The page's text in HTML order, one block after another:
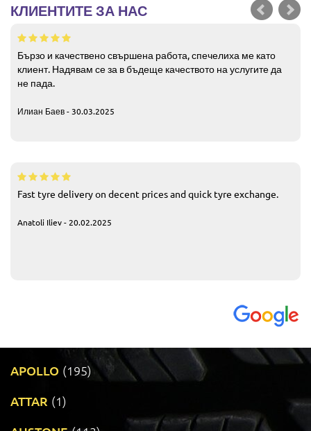
КЛИЕНТИТЕ ЗА НАС
Бързо и качествено свършена работа, спечелиха ме като
клиент. Надявам се за в бъдеще качеството на услугите да
не пада.
Илиан Баев - 30.03.2025
Fast tyre delivery on decent prices and quick tyre exchange.
Anatoli Iliev - 20.02.2025
APOLLO (195)
ATTAR (1)